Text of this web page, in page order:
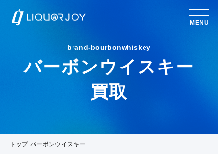
MENU
brand-bourbonwhiskey
バーボンウイスキー
買取
トップ バーボンウイスキー